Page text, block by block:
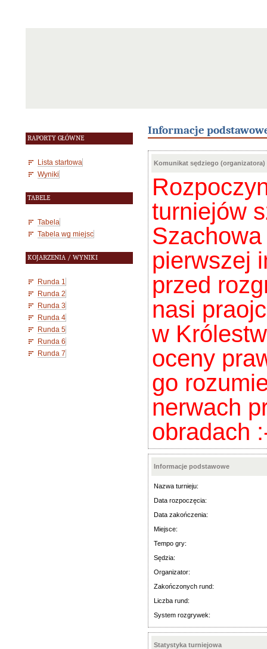
RAPORTY GŁÓWNE
Lista startowa
Wyniki
TABELE
Tabela
Tabela wg miejsc
KOJARZENIA / WYNIKI
Runda 1
Runda 2
Runda 3
Runda 4
Runda 5
Runda 6
Runda 7
Informacje
Komunikat sędziego (organizatora)
turniejów
pierwszej
przed
nasi
w
oceny
go
nerwach
obradach
Informacje podstawowe
Nazwa turnieju:
Data rozpoczęcia:
Data zakończenia:
Miejsce:
Tempo gry:
Sędzia:
Organizator:
Zakończonych rund:
Liczba rund:
System rozgrywek:
Statystyka turniejowa